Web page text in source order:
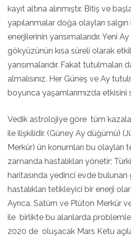
kayıt altına alınmıştır. Bitiş ve
yapılanmalar doğa olayları
enerjilerinin yansımalarıdır. Yeni
gökyüzünün kısa süreli olarak
yansımalarıdır. Fakat tutulmaları
almalısınız. Her Güneş ve Ay
boyunca yaşamlarımızda etkisini
Vedik astrolojiye göre tüm
ile ilişkilidir. (Güney Ay düğümü)
Merkür) ün konumları bu olayları
zamanda hastalıkları yönetir;
haritasında yedinci evde
hastalıkları tetikleyici bir enerji
Ayrıca, Satürn ve Plüton Merkür
ile birlikte bu alanlarda
2020 de oluşacak Mars Ketu